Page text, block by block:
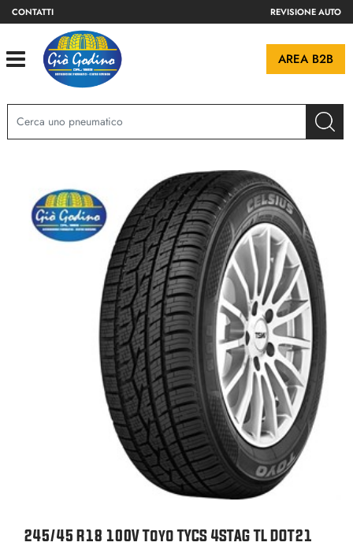
CONTATTI REVISIONE AUTO
Open AREA B2B
245/45 R18 100V Toyo TYCS 4STAG TL DOT21